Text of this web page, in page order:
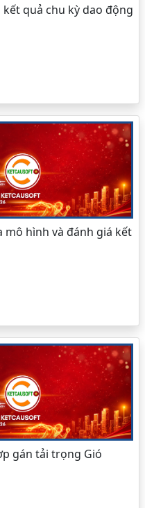
quả chu kỳ dao động
mô hình và đánh giá kết
gán tải trọng Gió